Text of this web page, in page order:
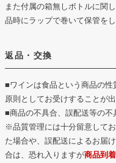
また付属の箱無しボトルに関
品時にラップで巻いて保管をし
返品・交換
■ワインは食品という商品の
原則としてお受けすることが
■商品の不具合、誤配送等の
※品質管理には十分留意して
た場合や、誤配送によるお届
合は、恐れ入りますが商品到